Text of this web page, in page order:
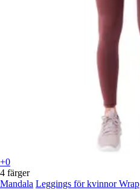
+0
4 färger
Mandala Leggings för kvinnor Wrap